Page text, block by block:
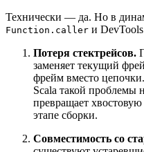
Технически — да. Но в
Function.caller и
Потеря стектрейсов.
заменяет текущий
фрейм вместо
Scala такой проблемы
превращает
этапе сборки.
Совместимость со